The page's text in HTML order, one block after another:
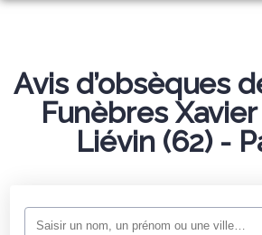
MONUMENTS FUNÉRAIRES
NOS AGENCES
HÉNIN-BEAUMONT
NOTRE CHAMBRE FUNERAIRE
ESPACES HOMMAGES
Avis d’obsèques
Funèbres
Liévin (62) -